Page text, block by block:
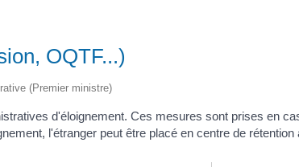
OQTF...)
(Premier ministre)
d'éloignement. Ces mesures sont prises en
l'étranger peut être placé en centre de